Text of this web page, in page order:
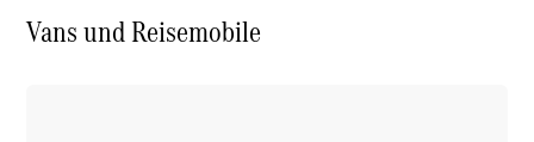
Vans und Reisemobile